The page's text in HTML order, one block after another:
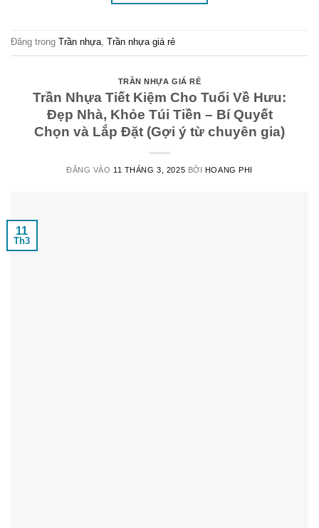
Đăng trong Trần nhựa, Trần nhựa giá rẻ
TRẦN NHỰA GIÁ RẺ
Trần Nhựa Tiết Kiệm Cho Tuổi Về Hưu:
Đẹp Nhà, Khỏe Túi Tiền – Bí Quyết
Chọn và Lắp Đặt (Gợi ý từ chuyên gia)
ĐĂNG VÀO 11 THÁNG 3, 2025 BỞI HOANG PHI
11
Th3